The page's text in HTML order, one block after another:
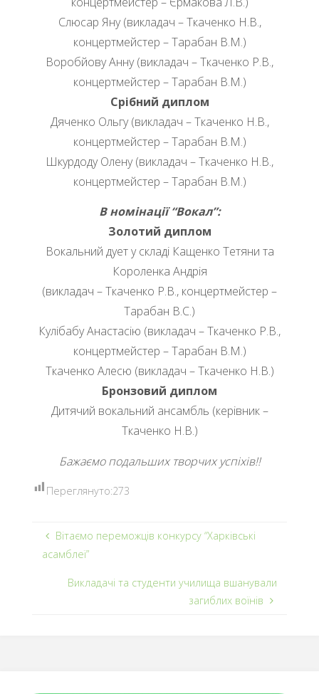
Слюсар Яну (викладач – Ткаченко Н.В.,
концертмейстер – Тарабан В.М.)
Воробйову Анну (викладач – Ткаченко Р.В.,
концертмейстер – Тарабан В.М.)
Срібний диплом
Дяченко Ольгу (викладач – Ткаченко Н.В.,
концертмейстер – Тарабан В.М.)
Шкурдоду Олену (викладач – Ткаченко Н.В.,
концертмейстер – Тарабан В.М.)
В номінації “Вокал”:
Золотий диплом
Вокальний дует у складі Кащенко Тетяни та
Короленка Андрія
(викладач – Ткаченко Р.В., концертмейстер –
Тарабан В.С.)
Кулібабу Анастасію (викладач – Ткаченко Р.В.,
концертмейстер – Тарабан В.М.)
Ткаченко Алесю (викладач – Ткаченко Н.В.)
Бронзовий диплом
Дитячий вокальний ансамбль (керівник –
Ткаченко Н.В.)
Бажаємо подальших творчих успіхів!!
Переглянуто:273
Вітаємо переможців конкурсу “Харківські
асамблеї”
Викладачі та студенти училища вшанували
загиблих воїнів